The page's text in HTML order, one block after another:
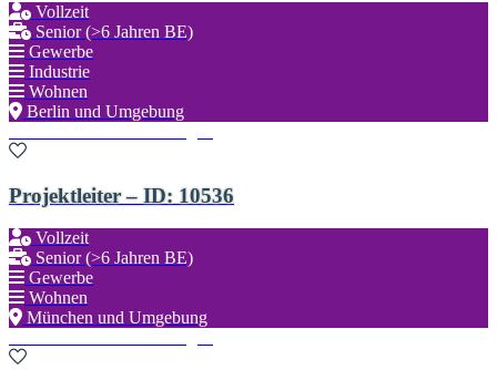
Vollzeit
Senior (>6 Jahren BE)
Gewerbe
Industrie
Wohnen
Berlin und Umgebung
Projektleiter – ID: 10536
Vollzeit
Senior (>6 Jahren BE)
Gewerbe
Wohnen
München und Umgebung